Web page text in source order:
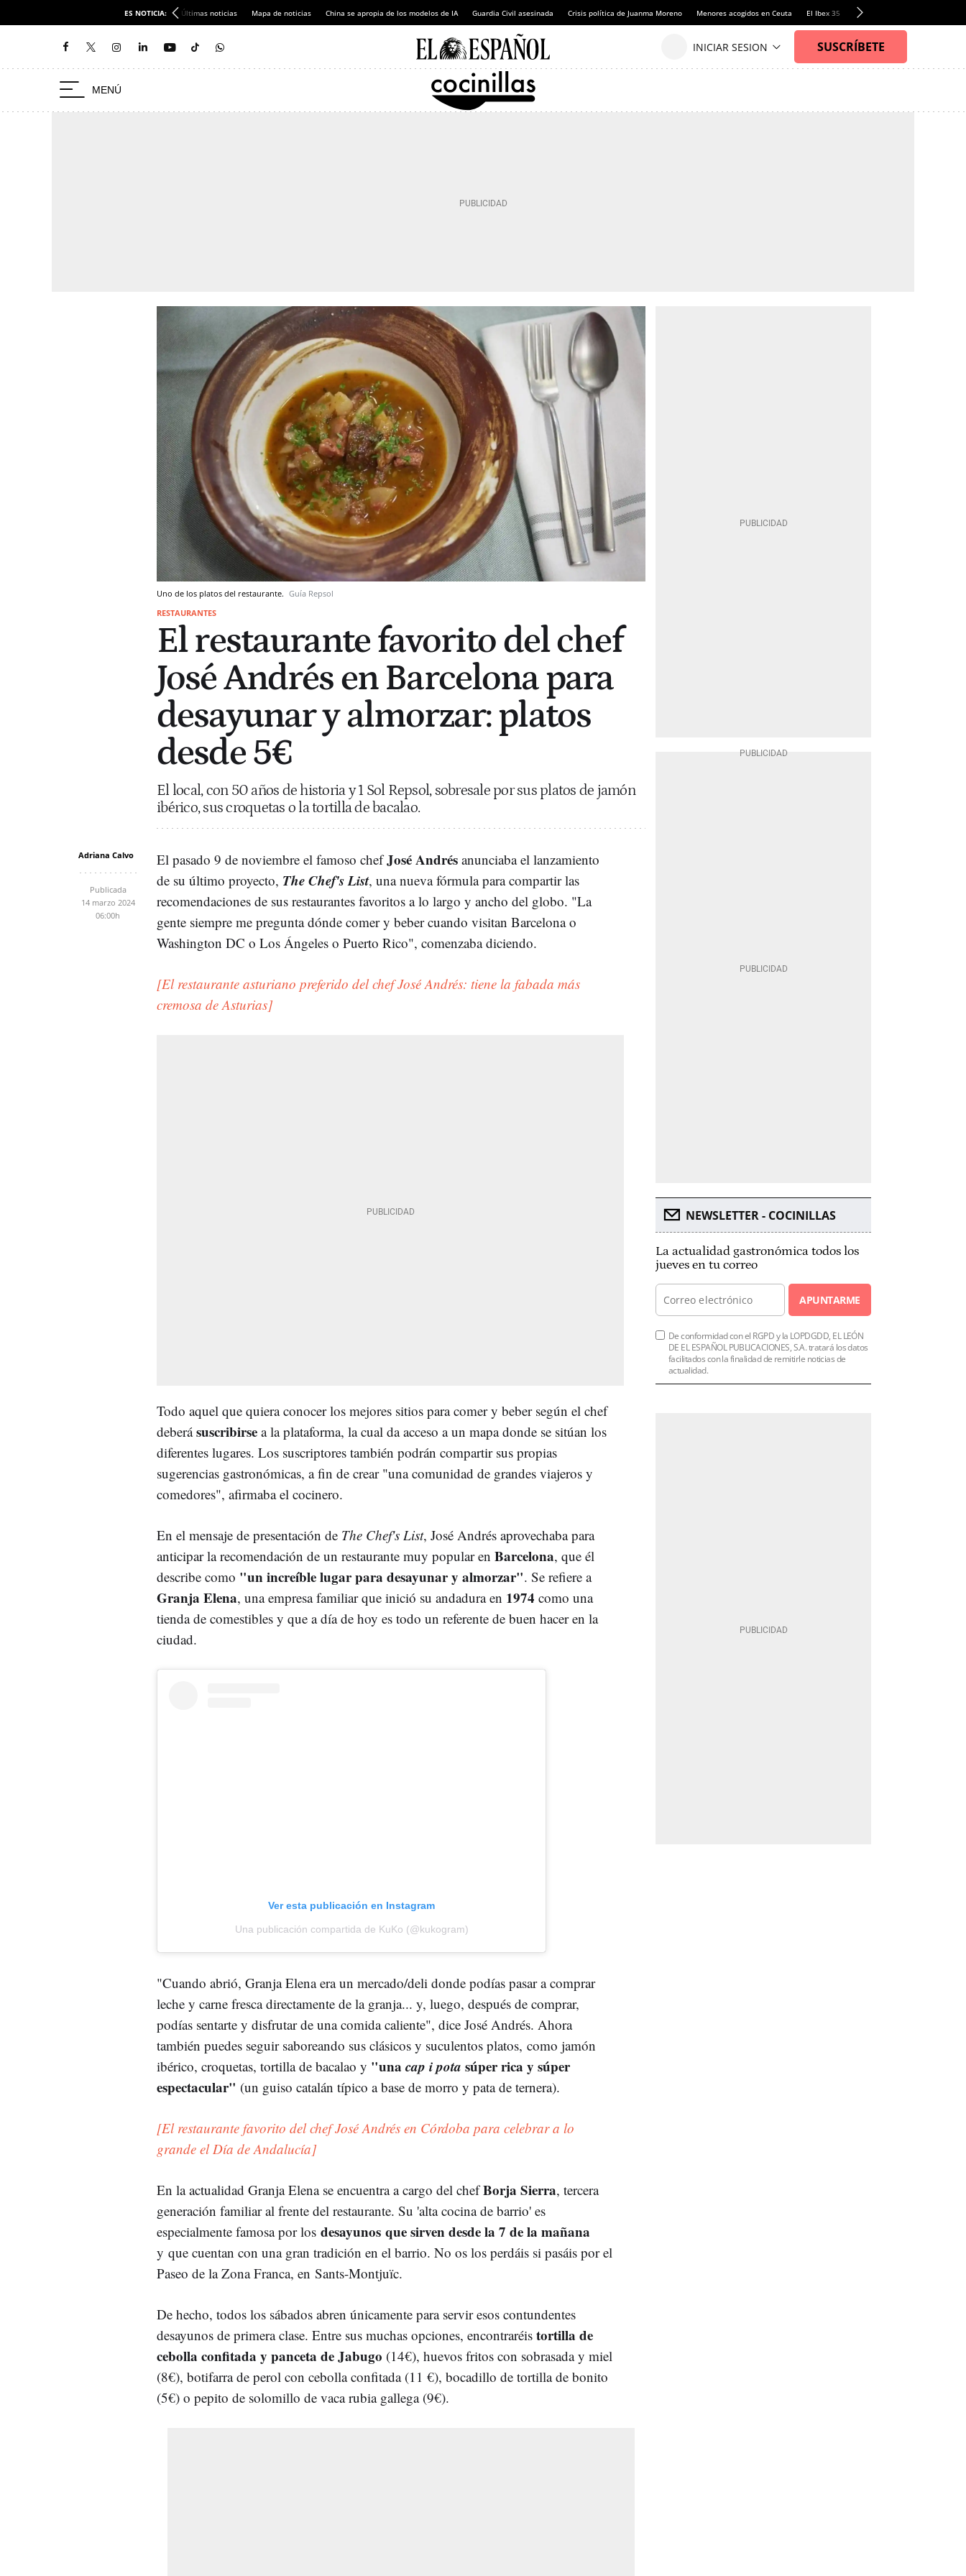
ES NOTICIA: Últimas noticias Mapa de noticias China se apropia de los modelos de IA Guardia Civil asesinada Crisis política de Juanma Moreno Menores acogidos en Ceuta El Ibex 35 Llamadas de alerta Sánchez
Uno de los platos del restaurante. Guía Repsol
RESTAURANTES
El restaurante favorito del chef
José Andrés en Barcelona para
desayunar y almorzar: platos
desde 5€
El local, con 50 años de historia y 1 Sol Repsol, sobresale por sus platos de jamón
ibérico, sus croquetas o la tortilla de bacalao.
Adriana Calvo
Publicada
14 marzo 2024
06:00h
El pasado 9 de noviembre el famoso chefJosé Andrés anunciaba el lanzamiento
de su último proyecto, The Chef's List, una nueva fórmula para compartir las
recomendaciones de sus restaurantes favoritos a lo largo y ancho del globo. "La
gente siempre me pregunta dónde comer y beber cuando visitan Barcelona o
Washington DC o Los Ángeles o Puerto Rico", comenzaba diciendo.
[El restaurante asturiano preferido del chef José Andrés: tiene la fabada más
cremosa de Asturias]
Todo aquel que quiera conocer los mejores sitios para comer y beber según el chef
deberásuscribirse a la plataforma, la cual da acceso a un mapa donde se sitúan los
diferentes lugares. Los suscriptores también podrán compartir sus propias
sugerencias gastronómicas, a fin de crear "una comunidad de grandes viajeros y
comedores", afirmaba el cocinero.
En el mensaje de presentación de The Chef's List, José Andrés aprovechaba para
anticipar la recomendación de un restaurante muy popular en Barcelona, que él
describe como "un increíble lugar para desayunar y almorzar". Se refiere a
Granja Elena, una empresa familiar que inició su andadura en 1974 como una
tienda de comestibles y que a día de hoy es todo un referente de buen hacer en la
ciudad.
Ver esta publicación en Instagram
Una publicación compartida de KuKo (@kukogram)
"Cuando abrió, Granja Elena era un mercado/deli donde podías pasar a comprar
leche y carne fresca directamente de la granja... y, luego, después de comprar,
podías sentarte y disfrutar de una comida caliente", dice José Andrés. Ahora
también puedes seguir saboreando sus clásicos y suculentos platos, como jamón
ibérico, croquetas, tortilla de bacalao y "una cap i pota súper rica y súper
espectacular" (un guiso catalán típico a base de morro y pata de ternera).
[El restaurante favorito del chef José Andrés en Córdoba para celebrar a lo
grande el Día de Andalucía]
En la actualidad Granja Elena se encuentra a cargo del chefBorja Sierra, tercera
generación familiar al frente del restaurante. Su 'alta cocina de barrio' es
especialmente famosa por los desayunos que sirven desde la 7 de la mañana
y que cuentan con una gran tradición en el barrio. No os los perdáis si pasáis por el
Paseo de la Zona Franca, en Sants-Montjuïc.
De hecho, todos los sábados abren únicamente para servir esos contundentes
desayunos de primera clase. Entre sus muchas opciones, encontraréis tortilla de
cebolla confitada y panceta de Jabugo (14€), huevos fritos con sobrasada y miel
(8€), botifarra de perol con cebolla confitada (11 €), bocadillo de tortilla de bonito
(5€) o pepito de solomillo de vaca rubia gallega (9€).
NEWSLETTER - COCINILLAS
La actualidad gastronómica todos los
jueves en tu correo
APUNTARME
De conformidad con el RGPD y la LOPDGDD, EL LEÓN
DE EL ESPAÑOL PUBLICACIONES, S.A. tratará los datos
facilitados con la finalidad de remitirle noticias de
actualidad.